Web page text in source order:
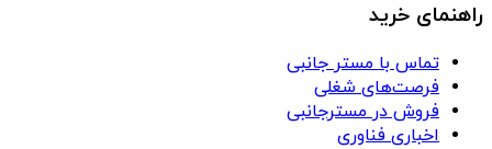
راهنمای خرید
تماس با مستر جانبی
فرصت‌های شغلی
فروش در مسترجانبی
اخباری فناوری